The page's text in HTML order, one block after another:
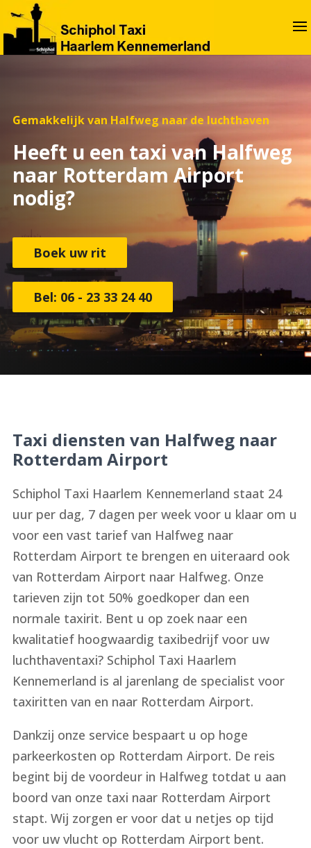
Gemakkelijk van Halfweg naar de luchthaven
Heeft u een taxi van Halfweg
naar Rotterdam Airport
nodig?
Boek uw rit
Bel: 06 - 23 33 24 40
Taxi diensten van Halfweg naar
Rotterdam Airport
Schiphol Taxi Haarlem Kennemerland staat 24
uur per dag, 7 dagen per week voor u klaar om u
voor een vast tarief van Halfweg naar
Rotterdam Airport te brengen en uiteraard ook
van Rotterdam Airport naar Halfweg. Onze
tarieven zijn tot 50% goedkoper dan een
normale taxirit. Bent u op zoek naar een
kwalitatief hoogwaardig taxibedrijf voor uw
luchthaventaxi? Schiphol Taxi Haarlem
Kennemerland is al jarenlang de specialist voor
taxiritten van en naar Rotterdam Airport.
Dankzij onze service bespaart u op hoge
parkeerkosten op Rotterdam Airport. De reis
begint bij de voordeur in Halfweg totdat u aan
boord van onze taxi naar Rotterdam Airport
stapt. Wij zorgen er voor dat u netjes op tijd
voor uw vlucht op Rotterdam Airport bent.